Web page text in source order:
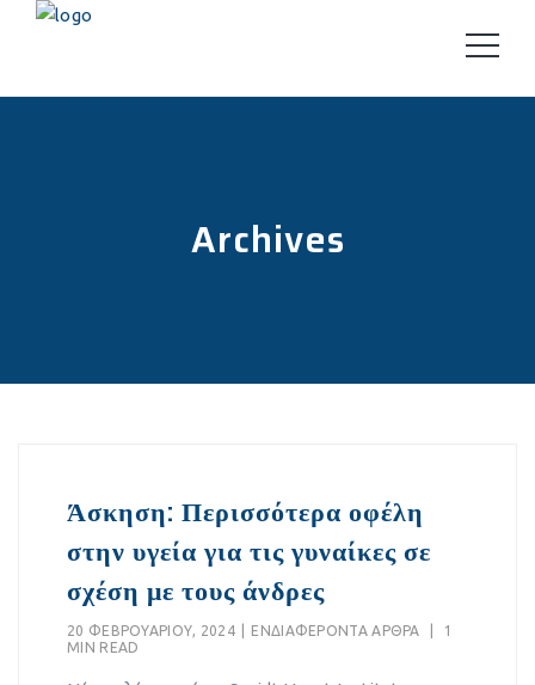
Archives
Άσκηση: Περισσότερα οφέλη
στην υγεία για τις γυναίκες σε
σχέση με τους άνδρες
20 ΦΕΒΡΟΥΑΡΊΟΥ, 2024 EΝΔΙΑΦΈΡΟΝΤΑ ΆΡΘΡΑ
1
MIN READ